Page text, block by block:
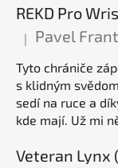
Hodnocení
| Pavel
Tyto chrániče
s klidným
sedí na ruce a
kde mají. Už mi